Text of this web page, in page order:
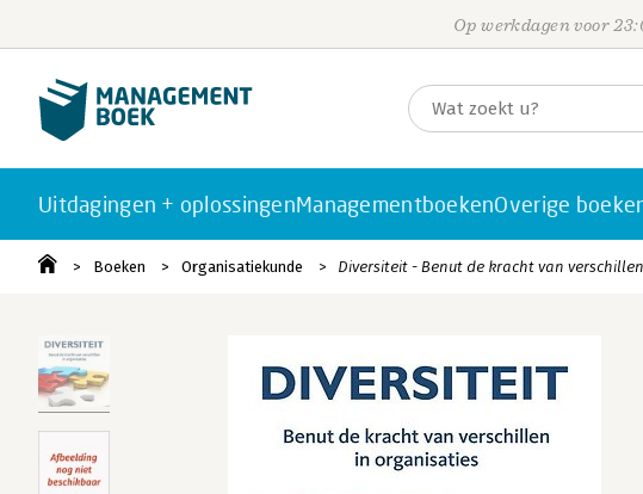
Op werkdagen voor
Uitdagingen + oplossingenManagementboekenOverige
Boeken Organisatiekunde Diversiteit - Benut de kracht van